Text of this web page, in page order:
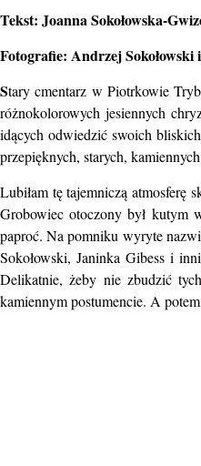
Tekst: Joanna Sokołowska-
Fotografie: Andrzej Sokołowski
Stary cmentarz w Piotrkowie
różnokolorowych jesiennych
idących odwiedzić swoich
przepięknych, starych,
Lubiłam tę tajemniczą
Grobowiec otoczony był kutym
paproć. Na pomniku wyryte
Sokołowski, Janinka Gibess i
Delikatnie, żeby nie zbudzić
kamiennym postumencie. A